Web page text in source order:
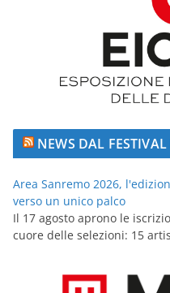
NEWS DAL
Area Sanremo 2026,
verso un unico palco
Il 17 agosto aprono le
cuore delle selezioni: 15